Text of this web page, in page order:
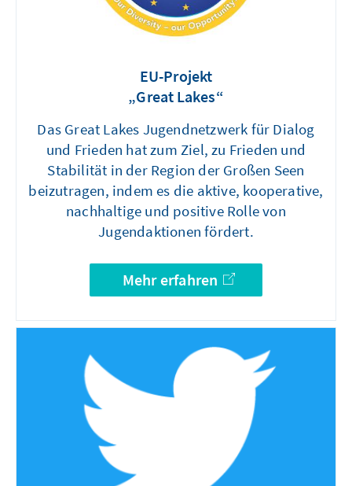
EU-Projekt
„Great Lakes“
Das Great Lakes Jugendnetzwerk für Dialog
und Frieden hat zum Ziel, zu Frieden und
Stabilität in der Region der Großen Seen
beizutragen, indem es die aktive, kooperative,
nachhaltige und positive Rolle von
Jugendaktionen fördert.
Mehr erfahren